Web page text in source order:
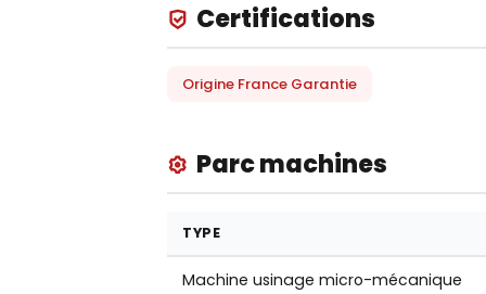
Certifications
Origine France Garantie
Parc machines
TYPE
Machine usinage micro-mécanique